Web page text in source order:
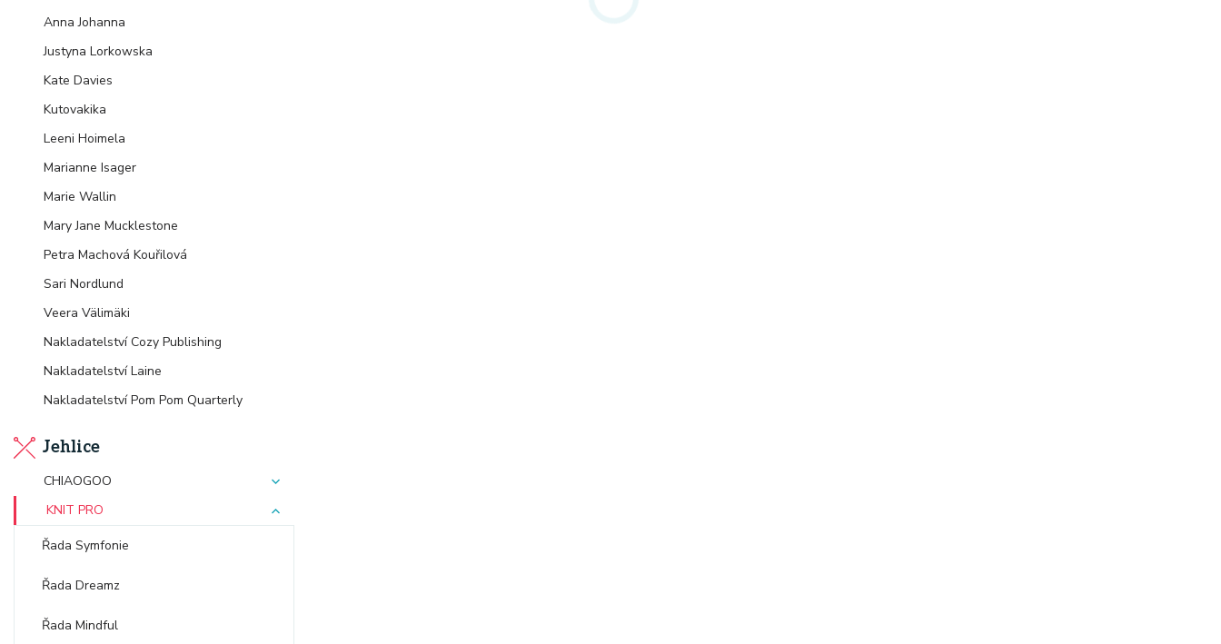
Anna Johanna
Justyna Lorkowska
Kate Davies
Kutovakika
Leeni Hoimela
Marianne Isager
Marie Wallin
Mary Jane Mucklestone
Petra Machová Kouřilová
Sari Nordlund
Veera Välimäki
Nakladatelství Cozy Publishing
Nakladatelství Laine
Nakladatelství Pom Pom Quarterly
Jehlice
CHIAOGOO
KNIT PRO
Řada Symfonie
Řada Dreamz
Řada Mindful